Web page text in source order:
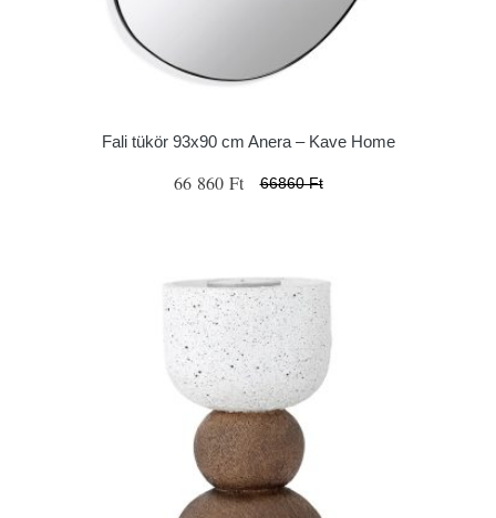
Fali tükör 93x90 cm Anera – Kave Home
66 860 Ft 66860 Ft